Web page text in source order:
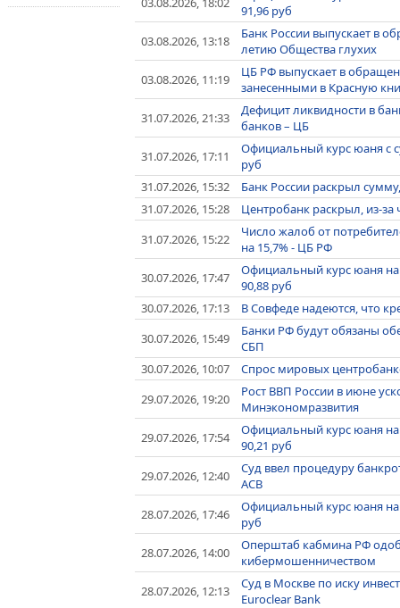
91,96 руб
03.08.2026, 13:18
Банк России выпускает в
летию Общества глухих
03.08.2026, 11:19
ЦБ РФ выпускает в
занесенными в Красную
31.07.2026, 21:33
Дефицит ликвидности в
банков – ЦБ
31.07.2026, 17:11
Официальный курс юаня с
руб
31.07.2026, 15:32
Банк России раскрыл
31.07.2026, 15:28
Центробанк раскрыл, из-за
31.07.2026, 15:22
Число жалоб от
на 15,7% - ЦБ РФ
30.07.2026, 17:47
Официальный курс юаня на
90,88 руб
30.07.2026, 17:13
В Совфеде надеются, что
30.07.2026, 15:49
Банки РФ будут обязаны
СБП
30.07.2026, 10:07
Спрос мировых
29.07.2026, 19:20
Рост ВВП России в июне
Минэкономразвития
29.07.2026, 17:54
Официальный курс юаня на
90,21 руб
29.07.2026, 12:40
Суд ввел процедуру
АСВ
28.07.2026, 17:46
Официальный курс юаня на
руб
28.07.2026, 14:00
Оперштаб кабмина РФ
кибермошенничеством
28.07.2026, 12:13
Суд в Москве по иску
Euroclear Bank